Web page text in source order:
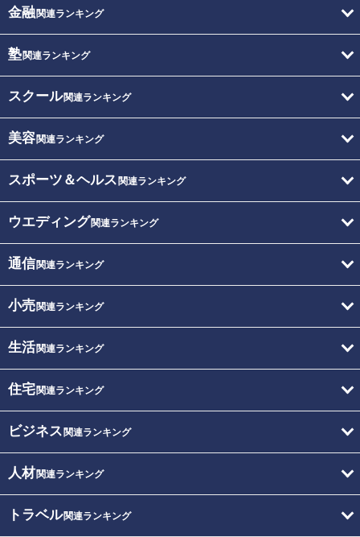
金融関連ランキング
塾関連ランキング
スクール関連ランキング
美容関連ランキング
スポーツ＆ヘルス 関連ランキング
ウエディング関連ランキング
通信関連ランキング
小売関連ランキング
生活関連ランキング
住宅関連ランキング
ビジネス 関連ランキング
人材関連ランキング
トラベル関連ランキング